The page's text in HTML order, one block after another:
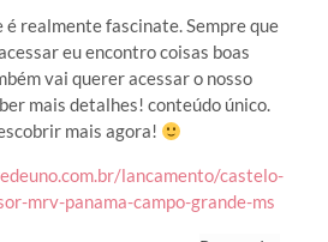
é realmente fascinate. Sempre que
eu encontro coisas boas
vai querer acessar o nosso
mais detalhes! conteúdo único.
mais agora!
lancamento/castelo-
mrv-panama-campo-grande-ms